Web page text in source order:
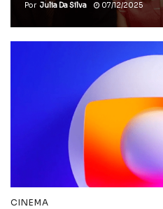
Por Julia Da Silva 07/12/2025
CINEMA